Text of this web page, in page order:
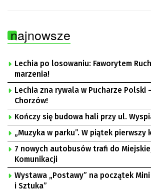
najnowsze
Lechia po losowaniu: Faworytem
marzenia!
Lechia zna rywala w Pucharze Polski
Chorzów!
Kończy się budowa hali przy ul.
„Muzyka w parku”. W piątek pierwszy
7 nowych autobusów trafi do
Komunikacji
Wystawa „Postawy” na początek
i Sztuka”